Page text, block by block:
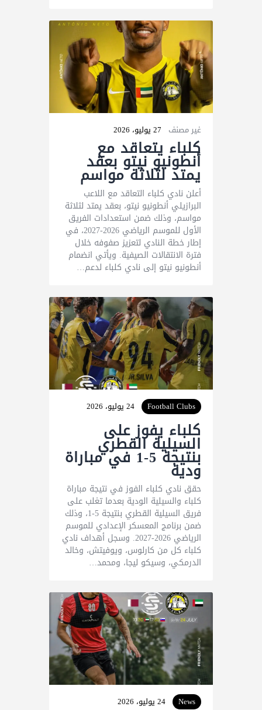
غير مصنف 27 يوليو، 2026
كلباء يتعاقد مع
أنطونيو نيتو بعقد
يمتد لثلاثة مواسم
أعلن نادي كلباء التعاقد مع اللاعب
البرازيلي أنطونيو نيتو، بعقد يمتد لثلاثة
مواسم، وذلك ضمن استعدادات الفريق
الأول للموسم الرياضي 2026-2027، في
إطار خطة النادي لتعزيز صفوفه خلال
فترة الانتقالات الصيفية. ويأتي انضمام
أنطونيو نيتو إلى نادي كلباء لدعم…
Football Clubs 24 يوليو، 2026
كلباء يفوز على
السيلية القطري
بنتيجة 5-1 في مباراة ودية
حقق نادي كلباء الفوز في نتيجة مباراة
كلباء والسيلية الودية بعدما تغلب على
فريق السيلية القطري بنتيجة 5-1، وذلك
ضمن برنامج المعسكر الإعدادي للموسم
الرياضي 2026-2027. وسجل أهداف نادي
كلباء كل من كارلوس، ويوفيتش، وخالد
الدرمكي، وسيكو ليجا، ومحمد…
News 24 يوليو، 2026